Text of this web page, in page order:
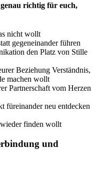
richtig für euch,
nicht wollt
gegeneinanderführen
den Platz von Stille
Beziehung Verständnis,
machen wollt
Partnerschaft vom Herzen
füreinander neu entdecken
finden wollt
und